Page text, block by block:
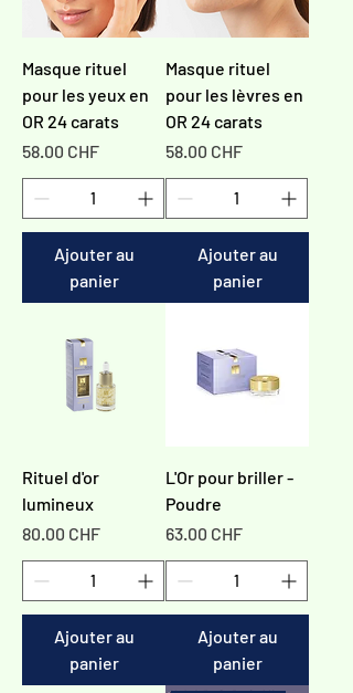
Masque rituel
pour les yeux en
OR 24 carats
Prix
58.00 CHF
Ajouter au
panier
Masque rituel
pour les lèvres en
OR 24 carats
Prix
58.00 CHF
Ajouter au
panier
Rituel d'or
lumineux
Prix
80.00 CHF
Ajouter au
panier
L'Or pour briller -
Poudre
Prix
63.00 CHF
Ajouter au
panier